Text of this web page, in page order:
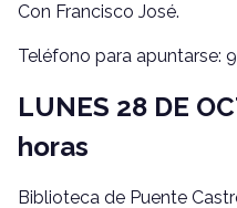
Con Francisco José.
Teléfono para apuntarse:
LUNES 28 DE
horas
Biblioteca de Puente